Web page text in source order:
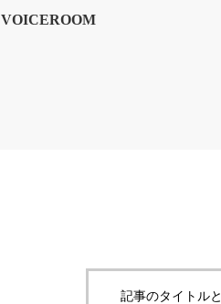
VOICEROOM
記事のタイトル